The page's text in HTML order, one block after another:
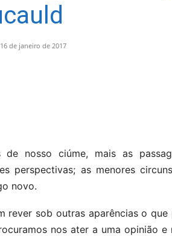
16 de janeiro de 2017
de nosso ciúme, mais as
perspectivas; as menores
novo.
rever sob outras aparências o
nos ater a uma opinião